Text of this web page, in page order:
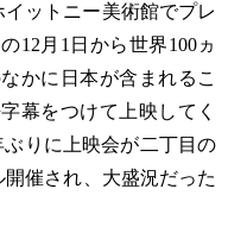
ットニー美術館でプレ
12月1日から世界100ヵ
かに日本が含まれるこ
幕をつけて上映してく
りに上映会が二丁目の
催され、大盛況だった